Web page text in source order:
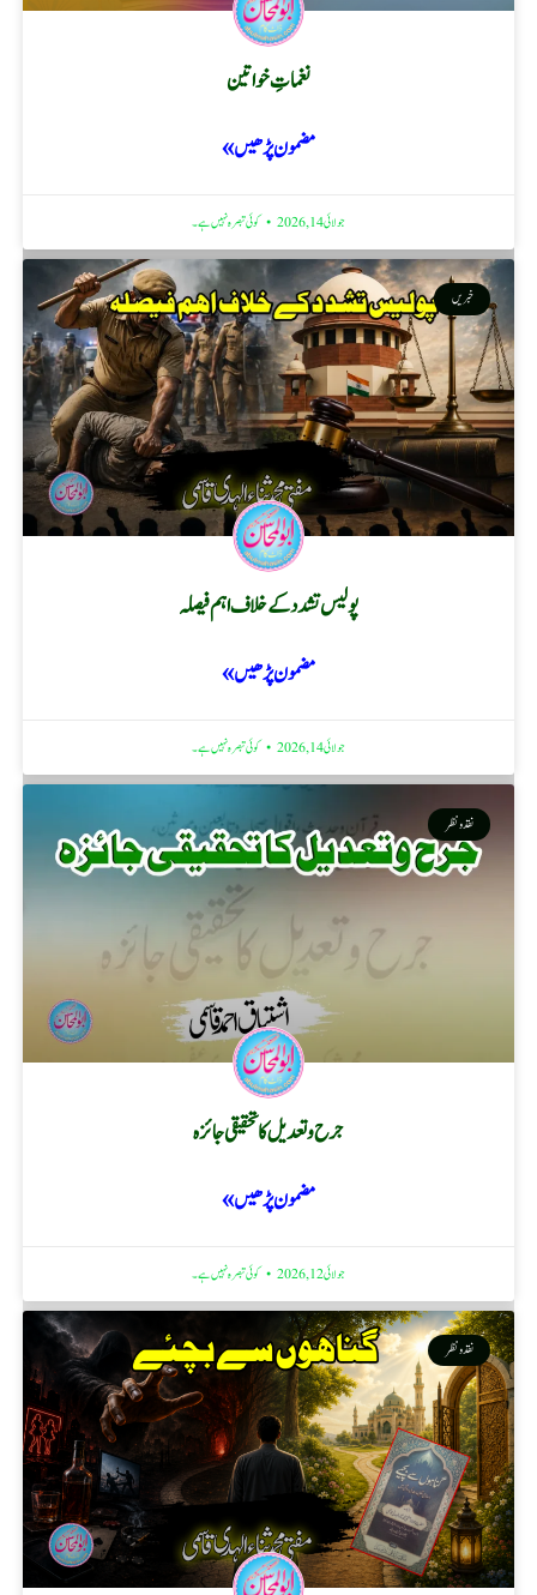
نغماتِ خواتین
مضمون پڑھیں »
جولائی 14, 2026 کوئی تبصرہ نہیں ہے۔
خبریں
پولیس تشدد کے خلاف اہم فیصلہ
مضمون پڑھیں »
جولائی 14, 2026 کوئی تبصرہ نہیں ہے۔
نقد ونظر
جرح و تعدیل کا تحقیقی جائزہ
مضمون پڑھیں »
جولائی 12, 2026 کوئی تبصرہ نہیں ہے۔
نقد ونظر